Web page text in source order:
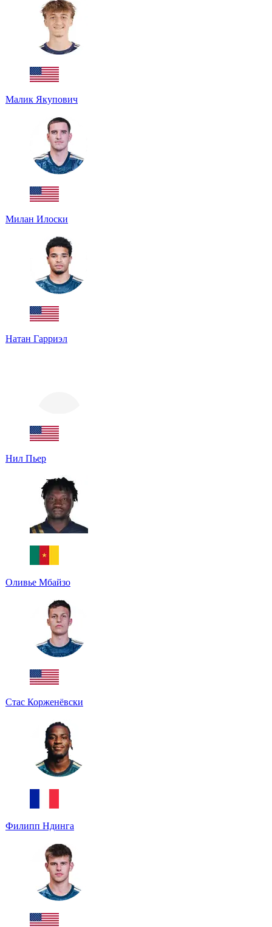
Малик Якупович
Милан Илоски
Натан Гарриэл
Нил Пьер
Оливье Мбайзо
Стас Корженёвски
Филипп Ндинга